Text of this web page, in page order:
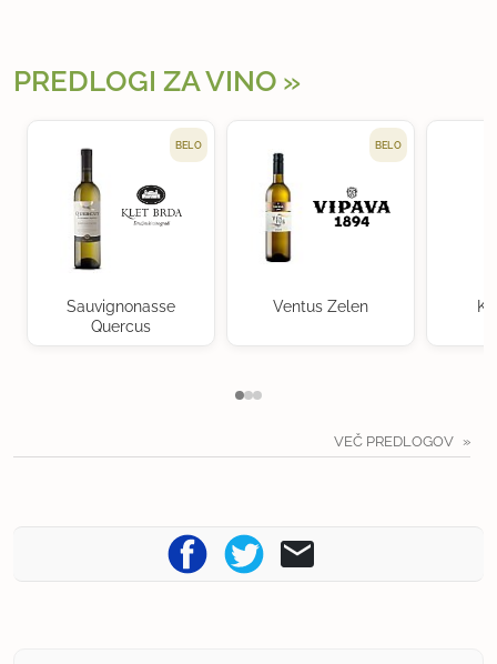
PREDLOGI ZA VINO
BELO
Sauvignonasse
Quercus
BELO
Ventus Zelen
VEČ PREDLOGOV